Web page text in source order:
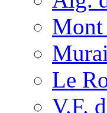
Mont
Le
V.F.